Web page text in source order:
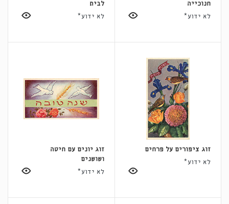
חנוכייה
לא ידוע*
לבית
לא ידוע*
זוג ציפורים על פרחים
לא ידוע*
זוג יונים עם חיטה
ושושנים
לא ידוע*